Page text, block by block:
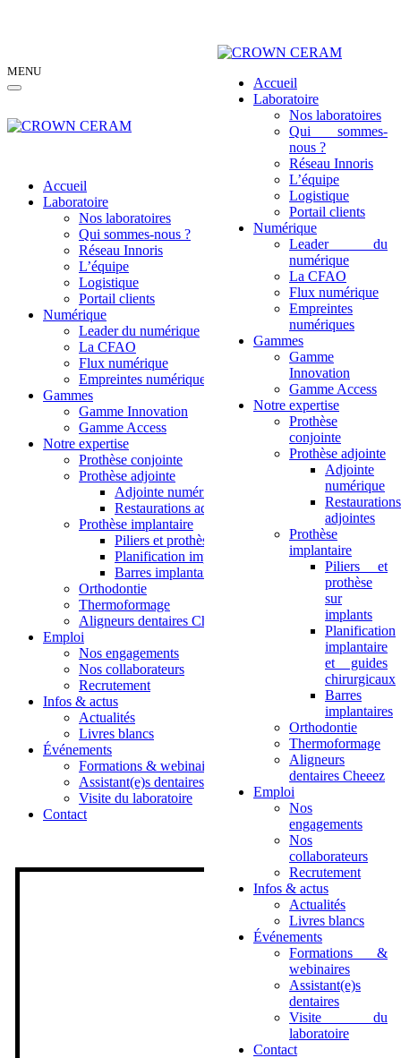
Accueil
Laboratoire
Nos laboratoires
Qui sommes-
nous ?
Réseau Innoris
L’équipe
Logistique
Portail clients
Numérique
Leader du
numérique
La CFAO
Flux numérique
Empreintes
numériques
Gammes
Gamme
Innovation
Gamme Access
Notre expertise
Prothèse
conjointe
Prothèse adjointe
Adjointe
numérique
Restaurations
adjointes
Prothèse
implantaire
Piliers et
prothèse
sur
implants
Planification
implantaire
et guides
chirurgicaux
Barres
implantaires
Orthodontie
Thermoformage
Aligneurs
dentaires Cheeez
Emploi
Nos
engagements
Nos
collaborateurs
Recrutement
Infos & actus
Actualités
Livres blancs
Événements
Formations &
webinaires
Assistant(e)s
dentaires
Visite du
laboratoire
Contact
MENU
Accueil
Laboratoire
Nos laboratoires
Qui sommes-nous ?
Réseau Innoris
L’équipe
Logistique
Portail clients
Numérique
Leader du numérique
La CFAO
Flux numérique
Empreintes numériques
Gammes
Gamme Innovation
Gamme Access
Notre expertise
Prothèse conjointe
Prothèse adjointe
Adjointe numérique
Restaurations adjointes
Prothèse implantaire
Piliers et prothèse sur implants
Planification implantaire et guides chirurgicaux
Barres implantaires
Orthodontie
Thermoformage
Aligneurs dentaires Cheeez
Emploi
Nos engagements
Nos collaborateurs
Recrutement
Infos & actus
Actualités
Livres blancs
Événements
Formations & webinaires
Assistant(e)s dentaires
Visite du laboratoire
Contact